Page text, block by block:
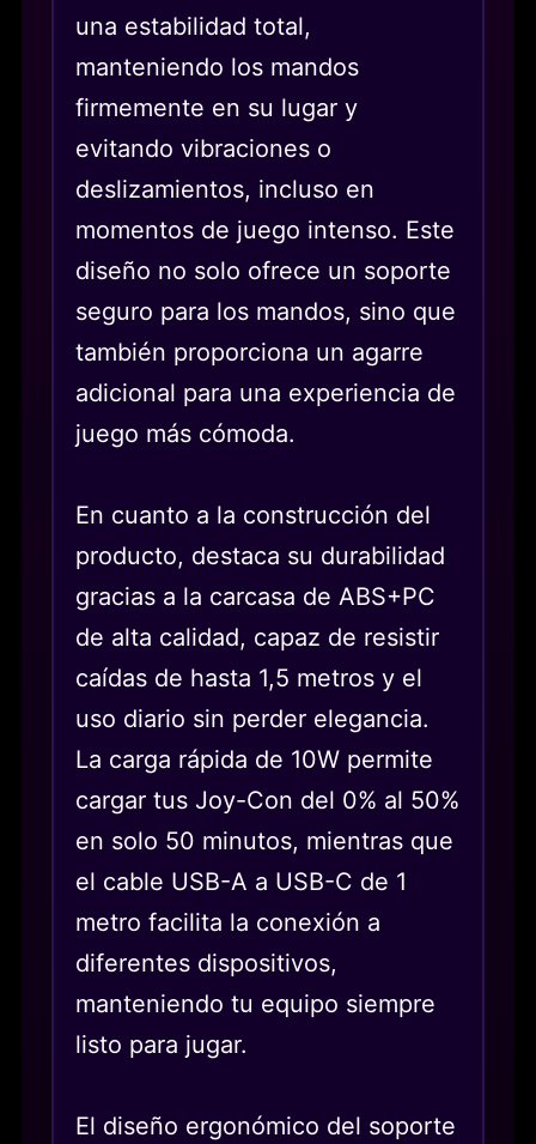
una estabilidad total,
manteniendo los mandos
firmemente en su lugar y
evitando vibraciones o
deslizamientos, incluso en
momentos de juego intenso. Este
diseño no solo ofrece un soporte
seguro para los mandos, sino que
también proporciona un agarre
adicional para una experiencia de
juego más cómoda.
En cuanto a la construcción del
producto, destaca su durabilidad
gracias a la carcasa de ABS+PC
de alta calidad, capaz de resistir
caídas de hasta 1,5 metros y el
uso diario sin perder elegancia.
La carga rápida de 10W permite
cargar tus Joy-Con del 0% al 50%
en solo 50 minutos, mientras que
el cable USB-A a USB-C de 1
metro facilita la conexión a
diferentes dispositivos,
manteniendo tu equipo siempre
listo para jugar.
El diseño ergonómico del soporte